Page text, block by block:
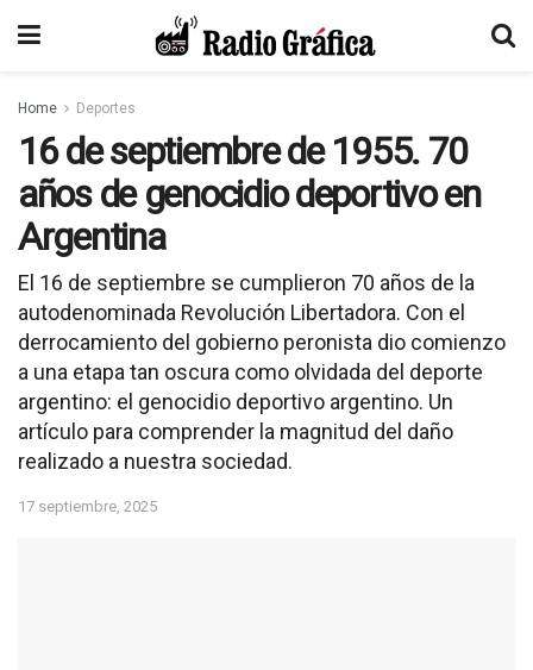
Home Deportes
16 de septiembre de 1955. 70
años de genocidio deportivo en
Argentina
El 16 de septiembre se cumplieron 70 años de la
autodenominada Revolución Libertadora. Con el
derrocamiento del gobierno peronista dio comienzo
a una etapa tan oscura como olvidada del deporte
argentino: el genocidio deportivo argentino. Un
artículo para comprender la magnitud del daño
realizado a nuestra sociedad.
17 septiembre, 2025